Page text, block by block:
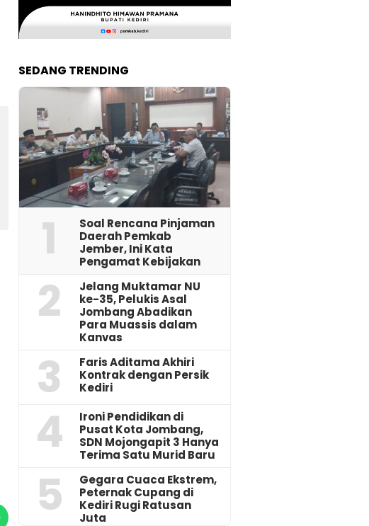
SEDANG TRENDING
1
‎Soal Rencana Pinjaman
Daerah Pemkab
Jember, Ini Kata
Pengamat Kebijakan ‎
2
Jelang Muktamar NU
ke-35, Pelukis Asal
Jombang Abadikan
Para Muassis dalam
Kanvas
3
Faris Aditama Akhiri
Kontrak dengan Persik
Kediri
4
Ironi Pendidikan di
Pusat Kota Jombang,
SDN Mojongapit 3 Hanya
Terima Satu Murid Baru
5
‎Gegara Cuaca Ekstrem,
Peternak Cupang di
Kediri Rugi Ratusan
Juta